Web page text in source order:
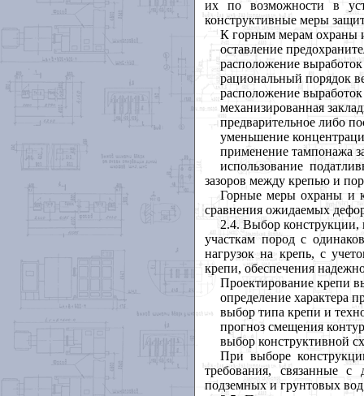
их по возможности в
конструктивные меры
К горным мерам охраны
оставление
расположение
рациональный порядок
расположение
механизированная
предварительное либо
уменьшение
применение тампонажа
использование
зазоров между крепью и
Горные меры охраны и
сравнения ожидаемых
2.4. Выбор конструкции,
участкам пород с
нагрузок на крепь, с
крепи, обеспечения
Проектирование крепи
определение характера
выбор типа крепи и
прогноз смещения
выбор конструктивной
При выборе
требования, связанные с
подземных и грунтовых